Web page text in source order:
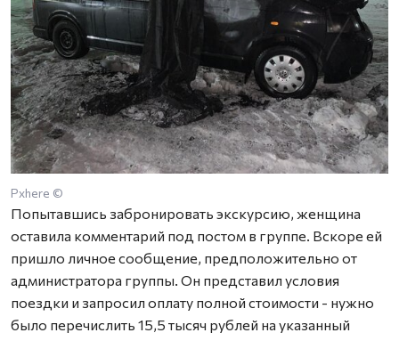
Pxhere ©
Попытавшись забронировать экскурсию, женщина
оставила комментарий под постом в группе. Вскоре ей
пришло личное сообщение, предположительно от
администратора группы. Он представил условия
поездки и запросил оплату полной стоимости - нужно
было перечислить 15,5 тысяч рублей на указанный